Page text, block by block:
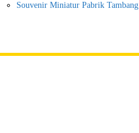
Souvenir Miniatur Pabrik Tambang